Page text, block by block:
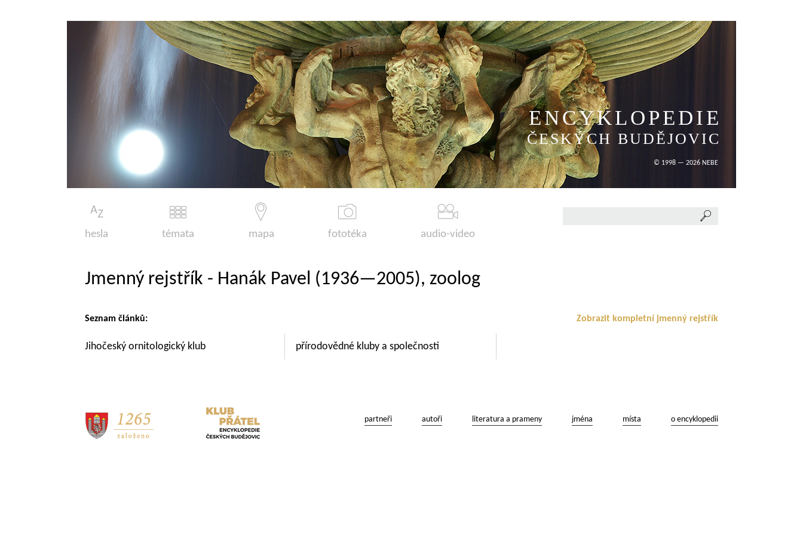
ENCYKLOPEDIE
ČESKÝCH BUDĚJOVIC
© 1998 — 2026 NEBE
hesla témata mapa fototéka audio-video
Jmenný rejstřík - Hanák Pavel (1936—2005), zoolog
Zobrazit kompletní jmenný rejstřík
Seznam článků:
Jihočeský ornitologický klub přírodovědné kluby a společnosti
partneři autoři literatura a prameny jména místa o encyklopedii